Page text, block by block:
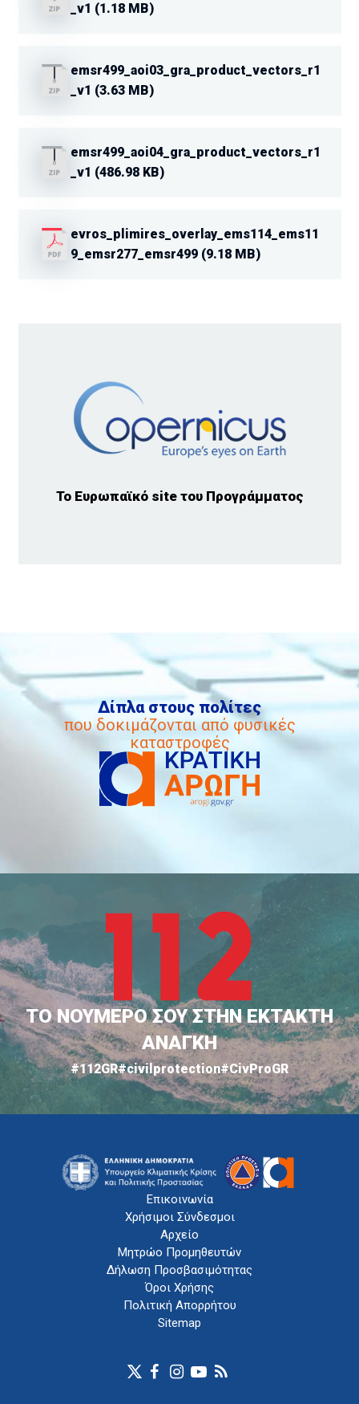
_v1 (1.18 MB)
emsr499_aoi03_gra_product_vectors_r1
_v1 (3.63 MB)
emsr499_aoi04_gra_product_vectors_r1
_v1 (486.98 KB)
evros_plimires_overlay_ems114_ems11
9_emsr277_emsr499 (9.18 MB)
Το Ευρωπαϊκό site του Προγράμματος
Δίπλα στους πολίτες
που δοκιμάζονται από φυσικές
καταστροφές
ΤΟ ΝΟΥΜΕΡΟ ΣΟΥ ΣΤΗΝ ΕΚΤΑΚΤΗ
ΑΝΑΓΚΗ
#112GR#civilprotection#CivProGR
Επικοινωνία
Χρήσιμοι Σύνδεσμοι
Αρχείο
Μητρώο Προμηθευτών
Δήλωση Προσβασιμότητας
Όροι Χρήσης
Πολιτική Απορρήτου
Sitemap